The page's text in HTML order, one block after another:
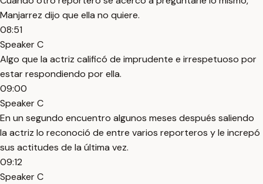
Manjarrez dijo que ella no quiere.
08:51
Speaker C
Algo que la actriz calificó de imprudente e irrespetuoso por
estar respondiendo por ella.
09:00
Speaker C
En un segundo encuentro algunos meses después saliendo
la actriz lo reconoció de entre varios reporteros y le increpó
sus actitudes de la última vez.
09:12
Speaker C